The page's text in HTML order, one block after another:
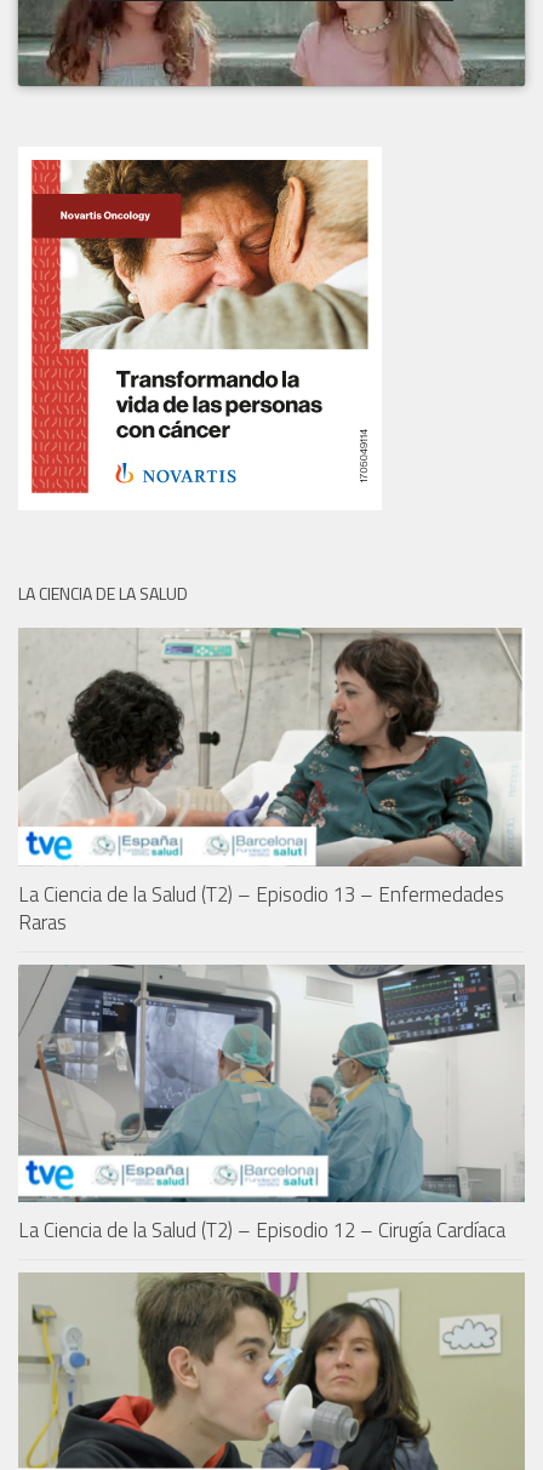
LA CIENCIA DE LA SALUD
La Ciencia de la Salud (T2) – Episodio 13 – Enfermedades
Raras
La Ciencia de la Salud (T2) – Episodio 12 – Cirugía Cardíaca